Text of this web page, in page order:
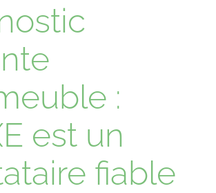
:
est un
fiable